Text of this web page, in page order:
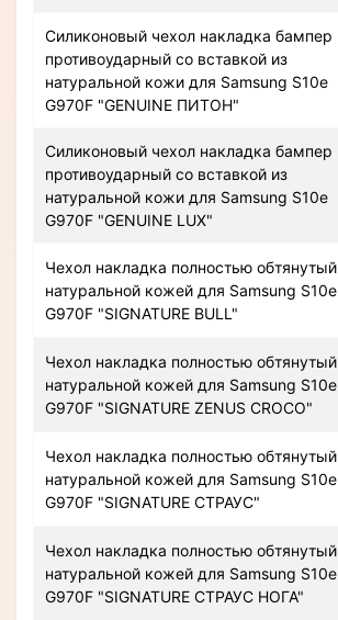
Силиконовый чехол накладка бампер
противоударный со вставкой из
натуральной кожи для Samsung S10e
G970F "GENUINE ПИТОН"
Силиконовый чехол накладка бампер
противоударный со вставкой из
натуральной кожи для Samsung S10e
G970F "GENUINE LUX"
Чехол накладка полностью обтянутый
натуральной кожей для Samsung S10e
G970F "SIGNATURE BULL"
Чехол накладка полностью обтянутый
натуральной кожей для Samsung S10e
G970F "SIGNATURE ZENUS CROCO"
Чехол накладка полностью обтянутый
натуральной кожей для Samsung S10e
G970F "SIGNATURE СТРАУС"
Чехол накладка полностью обтянутый
натуральной кожей для Samsung S10e
G970F "SIGNATURE СТРАУС НОГА"